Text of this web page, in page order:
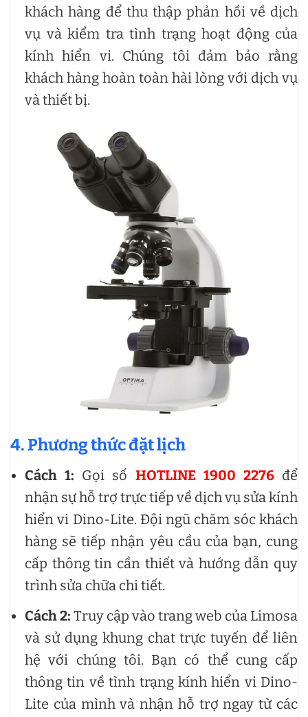
khách hàng để thu thập phản hồi về dịch
vụ và kiểm tra tình trạng hoạt động của
kính hiển vi. Chúng tôi đảm bảo rằng
khách hàng hoàn toàn hài lòng với dịch vụ
và thiết bị.
4. Phương thức đặt lịch
Cách 1: Gọi số HOTLINE 1900 2276để
nhận sự hỗ trợ trực tiếp về dịch vụ sửa kính
hiển vi Dino-Lite. Đội ngũ chăm sóc khách
hàng sẽ tiếp nhận yêu cầu của bạn, cung
cấp thông tin cần thiết và hướng dẫn quy
trình sửa chữa chi tiết.
Cách 2: Truy cập vào trang web của Limosa
và sử dụng khung chat trực tuyến để liên
hệ với chúng tôi. Bạn có thể cung cấp
thông tin về tình trạng kính hiển vi Dino-
Lite của mình và nhận hỗ trợ ngay từ các